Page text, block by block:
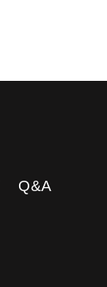
Q&A